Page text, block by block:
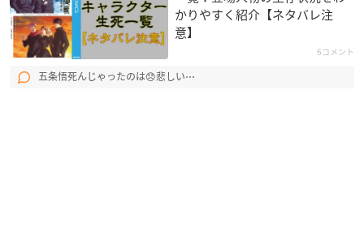
かりやすく紹介【ネタバレ注
意】
6コメント
五条悟死んじゃったのは😞悲しい⋯